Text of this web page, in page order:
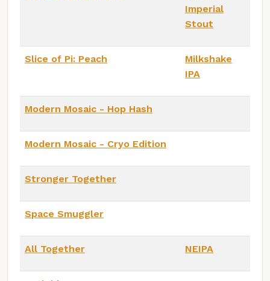
Imperial
Stout
Slice of Pi: Peach
Milkshake
IPA
Modern Mosaic - Hop Hash
Modern Mosaic - Cryo Edition
Stronger Together
Space Smuggler
All Together NEIPA